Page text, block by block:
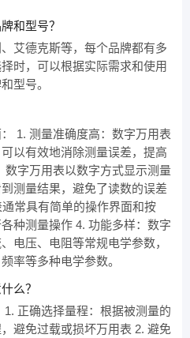
和型号？
艾德克斯等，每个品牌都有多
时，可以根据实际需求和使用
型号。
1. 测量准确度高：数字万用表
以有效地消除测量误差，提高
数字万用表以数字方式显示测量
测量结果，避免了读数的误差
常具有简单的操作界面和按
种测量操作 4. 功能多样：数字
电压、电阻等常规电学参数，
率等多种电学参数。
么？
正确选择量程：根据被测量的
避免过载或损坏万用表 2. 避免